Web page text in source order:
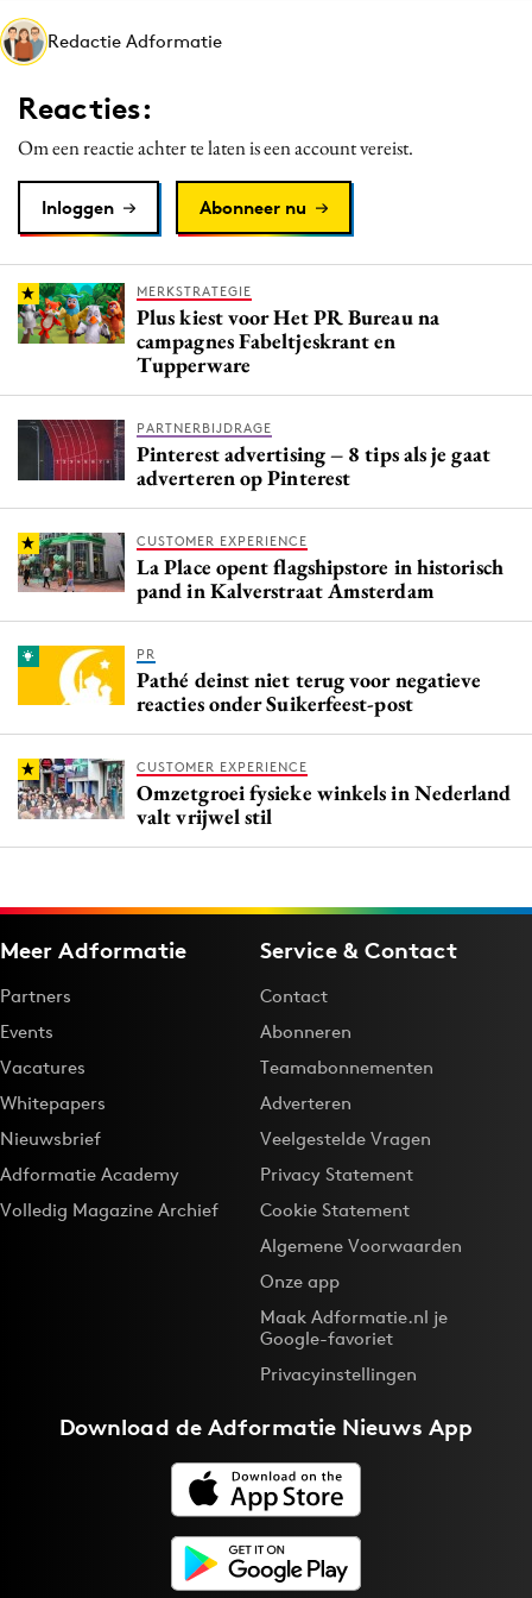
Media
Merkstrategie
PR
Reputatie & crisis
Redactie Adformatie
Reacties:
Om een reactie achter te laten is een account vereist.
Inloggen Abonneer nu
MERKSTRATEGIE
Plus kiest voor Het PR Bureau na
campagnes Fabeltjeskrant en
Tupperware
PARTNERBIJDRAGE
Pinterest advertising – 8 tips als je gaat
adverteren op Pinterest
CUSTOMER EXPERIENCE
La Place opent flagshipstore in historisch
pand in Kalverstraat Amsterdam
PR
Pathé deinst niet terug voor negatieve
reacties onder Suikerfeest-post
CUSTOMER EXPERIENCE
Omzetgroei fysieke winkels in Nederland
valt vrijwel stil
Meer Adformatie
Partners
Events
Vacatures
Whitepapers
Nieuwsbrief
Adformatie Academy
Volledig Magazine Archief
Service & Contact
Contact
Abonneren
Teamabonnementen
Adverteren
Veelgestelde Vragen
Privacy Statement
Cookie Statement
Algemene Voorwaarden
Onze app
Maak Adformatie.nl je
Google-favoriet
Privacyinstellingen
Download deAdformatie Nieuws App